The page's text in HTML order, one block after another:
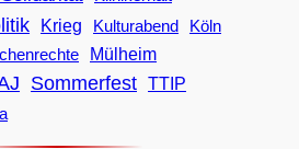
Krieg Kulturabend
Köln
Mülheim
Sommerfest TTIP